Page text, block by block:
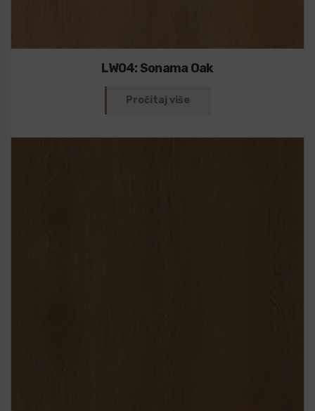
LW04: Sonama Oak
Pročitaj više